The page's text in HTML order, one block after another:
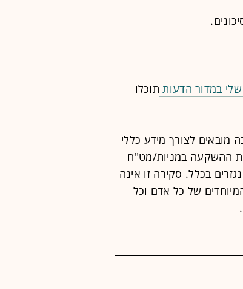
במדור הדעות תוכלו
מובאים לצורך מידע כללי
ההשקעה במניות/מט"ח
בכלל. סקירה זו אינה
של כל אדם וכל